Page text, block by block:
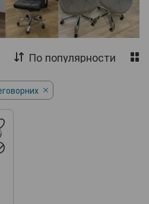
Садовые зонты
Складная мебель
Столы
Стеллажи
Садовые тележки
По популярности